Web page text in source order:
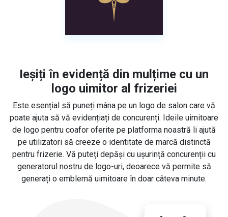
Ieșiți în evidență din mulțime cu un
logo uimitor al frizeriei
Este esențial să puneți mâna pe un logo de salon care vă
poate ajuta să vă evidențiați de concurenți. Ideile uimitoare
de logo pentru coafor oferite pe platforma noastră îi ajută
pe utilizatori să creeze o identitate de marcă distinctă
pentru frizerie. Vă puteți depăși cu ușurință concurenții cu
generatorul nostru de logo-uri, deoarece vă permite să
generați o emblemă uimitoare în doar câteva minute.